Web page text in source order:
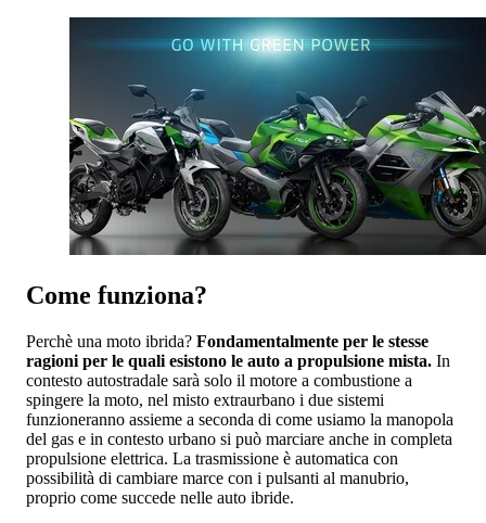
Come funziona?
Perchè una moto ibrida? Fondamentalmente per le stesse
ragioni per le quali esistono le auto a propulsione mista. In
contesto autostradale sarà solo il motore a combustione a
spingere la moto, nel misto extraurbano i due sistemi
funzioneranno assieme a seconda di come usiamo la manopola
del gas e in contesto urbano si può marciare anche in completa
propulsione elettrica. La trasmissione è automatica con
possibilità di cambiare marce con i pulsanti al manubrio,
proprio come succede nelle auto ibride.